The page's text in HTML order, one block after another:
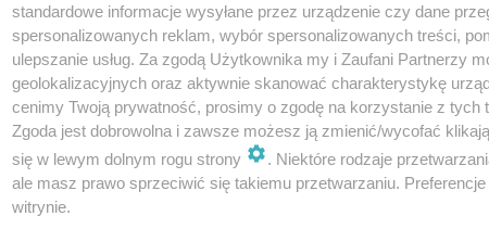
standardowe informacje wysyłane przez urządzenie czy dane
spersonalizowanych reklam, wybór spersonalizowanych treści,
ulepszanie usług. Za zgodą Użytkownika my i Zaufani Partnerzy
geolokalizacyjnych oraz aktywnie skanować charakterystykę
cenimy Twoją prywatność, prosimy o zgodę na korzystanie z tych
Zgoda jest dobrowolna i zawsze możesz ją zmienić/wycofać
się w lewym dolnym rogu strony
. Niektóre rodzaje
ale masz prawo sprzeciwić się takiemu przetwarzaniu.
witrynie.